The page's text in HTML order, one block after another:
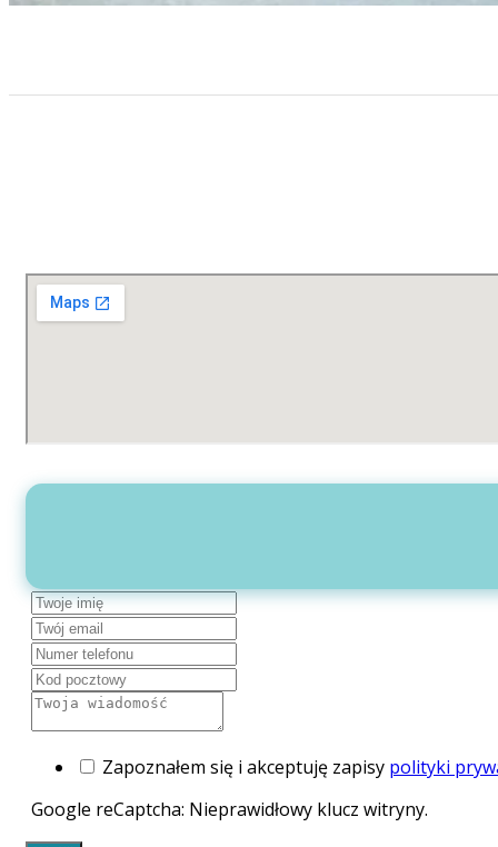
Zapoznałem się i akceptuję zapisy polityki
Google reCaptcha: Nieprawidłowy klucz witryny.